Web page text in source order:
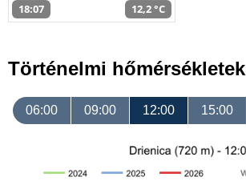
18:07 12,2 °C
Történelmi hőmérsékletek
06:00 09:00 12:00 15:00